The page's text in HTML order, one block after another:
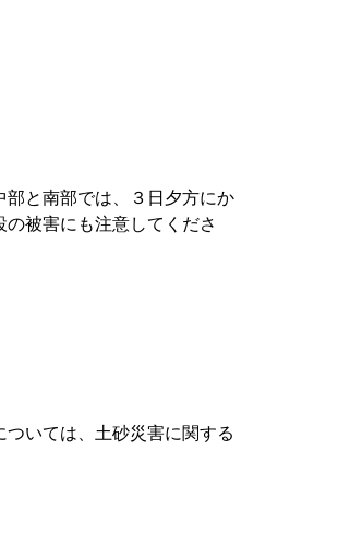
と南部では、３日夕方にか
被害にも注意してくださ
いては、土砂災害に関する